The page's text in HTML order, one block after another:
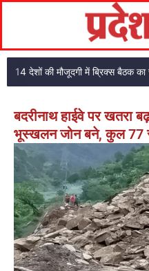
बदरीनाथ हाईवे पर खतरा
भूस्खलन जोन बने, कुल 77